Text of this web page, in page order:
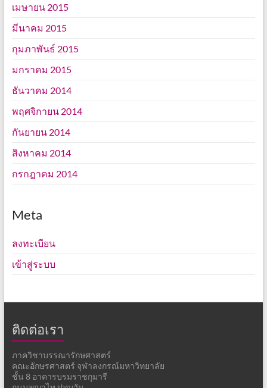
เมษายน 2015
มีนาคม 2015
กุมภาพันธ์ 2015
มกราคม 2015
ธันวาคม 2014
พฤศจิกายน 2014
กันยายน 2014
สิงหาคม 2014
กรกฎาคม 2014
Meta
ลงทะเบียน
เข้าสู่ระบบ
ติดต่อเรา
ภาควิชาบรรณารักษศาสตร์
คณะอักษรศาสตร์ จุฬาลงกรณ์มหาวิทยาลัย
ชั้น 8 อาคารบรมราชกุมารี